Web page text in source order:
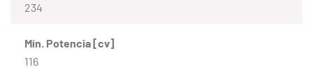
234
Mín. Potencia [cv]
116